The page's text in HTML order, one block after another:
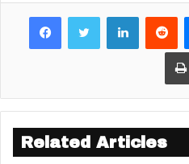
छ ।
LinkedIn
Related Articles